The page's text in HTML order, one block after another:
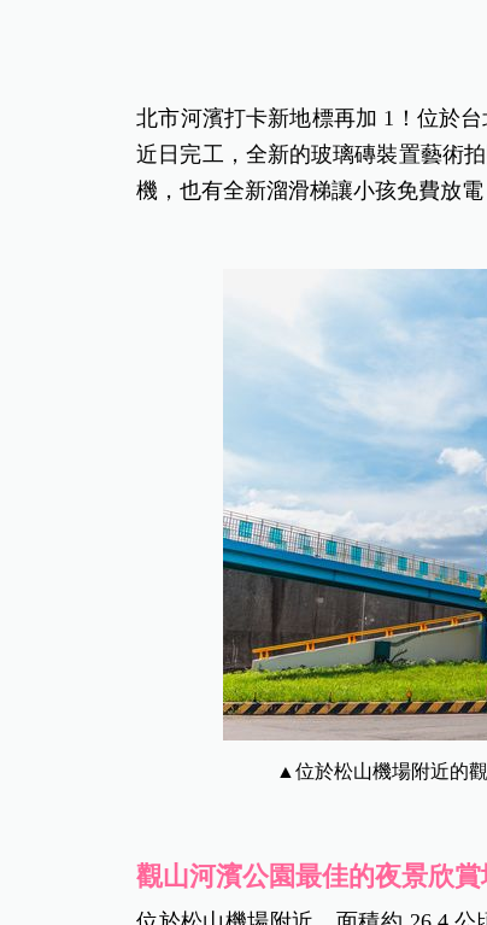
北市河濱打卡新地標再加 1！位於
近日完工，全新的玻璃磚裝置藝術
機，也有全新溜滑梯讓小孩免費放
▲位於松山機場附近的
觀山河濱公園最佳的夜景欣